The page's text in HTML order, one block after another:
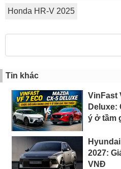
Honda HR-V 2025
Tin khác
VinFast
Deluxe:
ý ở tầm
2027:
VNĐ